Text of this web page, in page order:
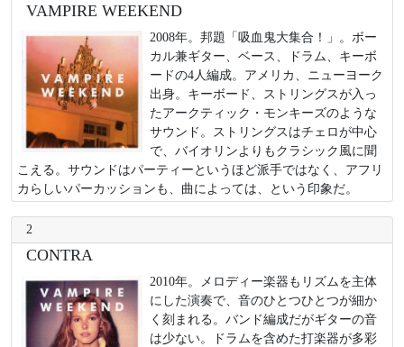
VAMPIRE WEEKEND
2008年。邦題「吸血鬼大集合！」。ボー
カル兼ギター、ベース、ドラム、キーボ
ードの4人編成。アメリカ、ニューヨーク
出身。キーボード、ストリングスが入っ
たアークティック・モンキーズのような
サウンド。ストリングスはチェロが中心
で、バイオリンよりもクラシック風に聞
こえる。サウンドはパーティーというほど派手ではなく、アフリ
カらしいパーカッションも、曲によっては、という印象だ。
2
CONTRA
2010年。メロディー楽器もリズムを主体
にした演奏で、音のひとつひとつが細か
く刻まれる。バンド編成だがギターの音
は少ない。ドラムを含めた打楽器が多彩